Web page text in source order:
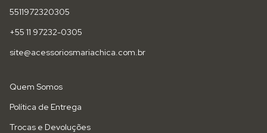
5511972320305
+55 11 97232-0305
site@acessoriosmariachica.com.br
Quem Somos
Política de Entrega
Trocas e Devoluções